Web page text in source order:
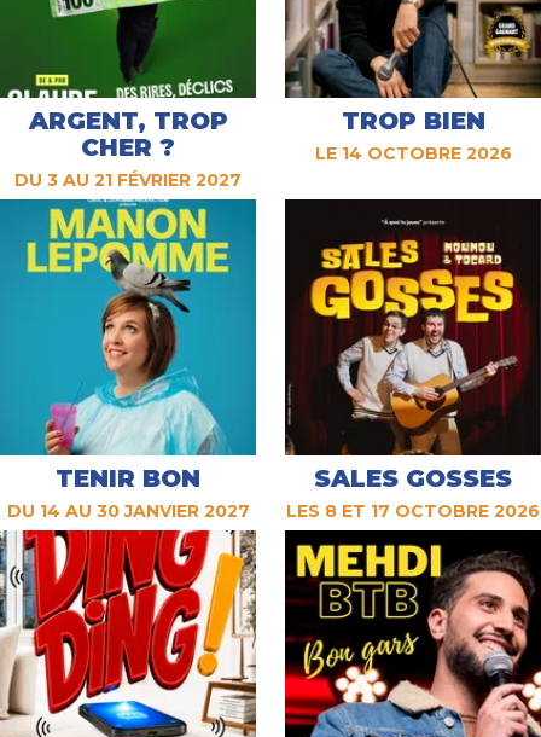
ARGENT, TROP
CHER ?
DU 3 AU 21 FÉVRIER 2027
TROP BIEN
LE 14 OCTOBRE 2026
TENIR BON
DU 14 AU 30 JANVIER 2027
SALES GOSSES
LES 8 ET 17 OCTOBRE 2026